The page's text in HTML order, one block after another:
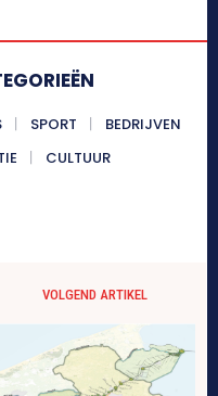
SPORT
BEDRIJVEN
CULTUUR
VOLGEND ARTIKEL